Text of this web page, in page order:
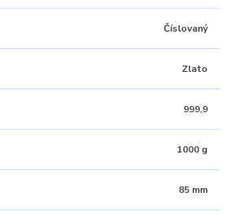
Číslovaný
Zlato
999,9
1000 g
85 mm